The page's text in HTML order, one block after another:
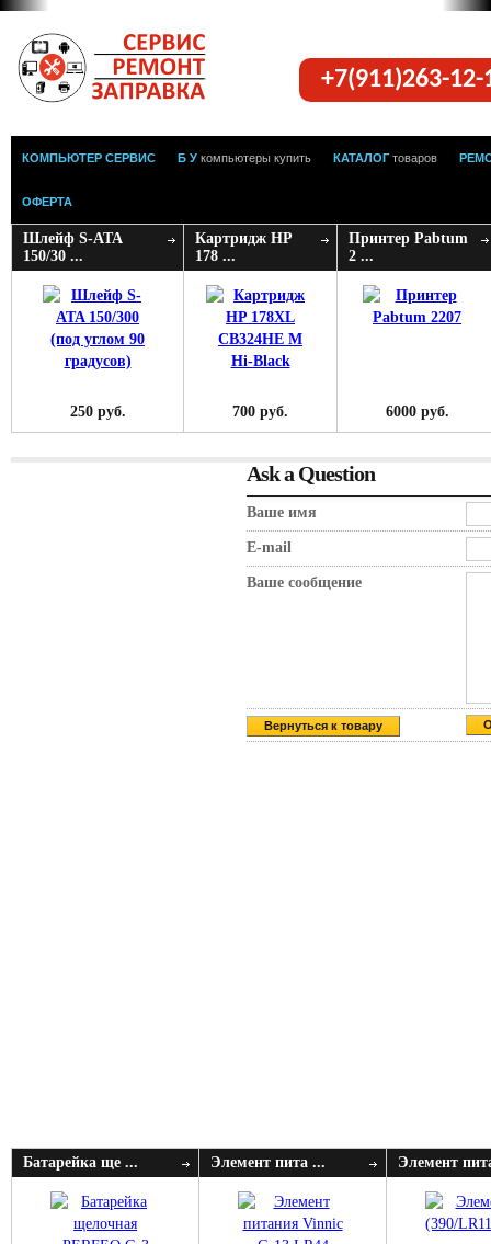
+7(911)263-
КОМПЬЮТЕР СЕРВИС Б У компьютеры купить КАТАЛОГ товаров
ОФЕРТА
Шлейф S-ATA
150/30 ...
250 руб.
Картридж HP
178 ...
700 руб.
Принтер Pabtum
2 ...
6000 руб.
Ask a Question
Ваше имя
E-mail
Ваше сообщение
Вернуться к товару
Батарейка ще ... Элемент пита ... Элемент